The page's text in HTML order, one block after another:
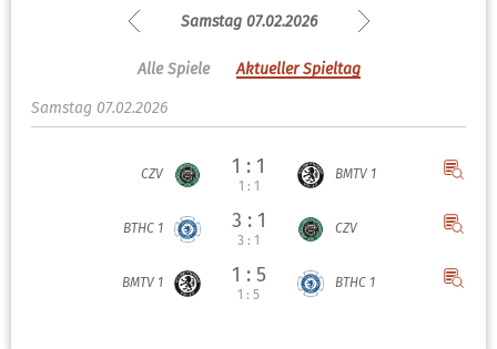
Samstag 07.02.2026
Alle Spiele Aktueller Spieltag
Samstag 07.02.2026
CZV 1 : 1
1 : 1
BMTV 1
BTHC 1 3 : 1
3 : 1
CZV
BMTV 1 1 : 5
1 : 5
BTHC 1